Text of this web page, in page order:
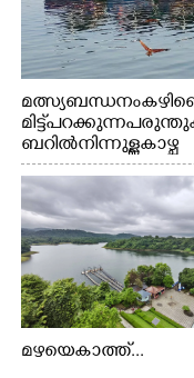
മത്സ്യബന്ധനം
മിട്ട് പറക്കുന്ന
ബറിൽ നിന്നുള്ള കാഴ്ച
മഴയെകാത്ത്...